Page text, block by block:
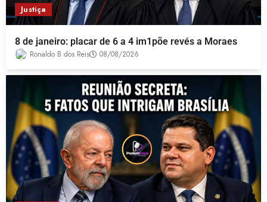
Justiça
8 de janeiro: placar de 6 a 4 im1põe revés a Moraes
Ronaldo B dos Reis 08/08/2026